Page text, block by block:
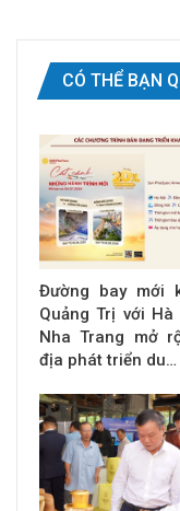
CÓ THỂ BẠN
Đường bay mới
Quảng Trị với Hà
Nha Trang mở
địa phát triển du…